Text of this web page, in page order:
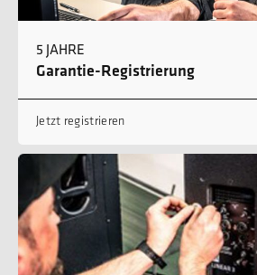
5 JAHRE
Garantie-Registrierung
Jetzt registrieren